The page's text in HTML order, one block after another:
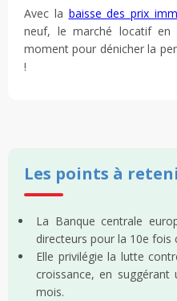
Avec la baisse des prix
neuf, le marché locatif en
moment pour dénicher la
!
Les points à
La Banque centrale
directeurs pour la 10e fois
Elle privilégie la lutte
croissance, en suggérant
mois.